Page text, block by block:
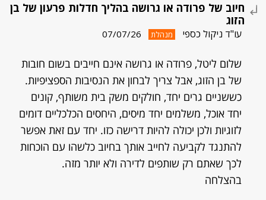
חיוב של פרודה או גרושה בהליך חדלות פרעון של בן
הזוג
עו"ד ניקול כספי מנהלת 07/07/26
שלום ליטל, פרודה או גרושה אינם חייבים בשום חובות
של בן הזוג, אבל צריך לבחון את הנסיבות הספציפיות.
כששניים גרים יחד, חולקים משק בית משותף, קונים
יחד אוכל, משלמים יחד מיסים, היחסים הכלכליים דומים
לזוגיות ולכן יכולה להיות דרישה כזו. יחד עם זאת אפשר
להתנגד לקביעה לחייב אותך בחיוב כלשהו עם הוכחות
לכך שאתם רק שותפים לדירה ולא יותר מזה.
בהצלחה